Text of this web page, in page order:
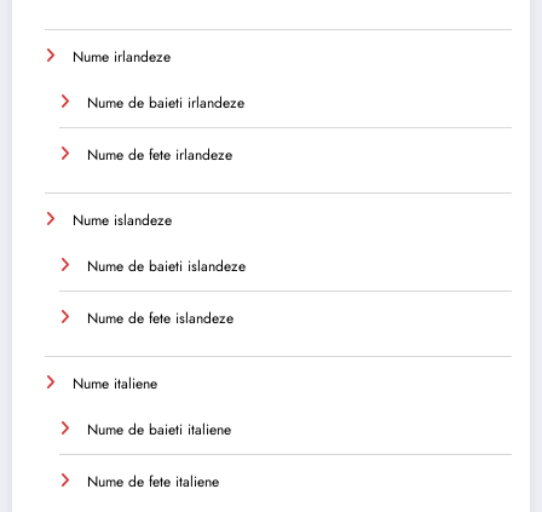
Nume irlandeze
Nume de baieti irlandeze
Nume de fete irlandeze
Nume islandeze
Nume de baieti islandeze
Nume de fete islandeze
Nume italiene
Nume de baieti italiene
Nume de fete italiene